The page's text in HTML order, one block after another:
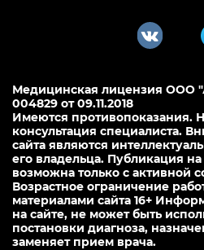
Медицинская лицензия ООО
004829 от 09.11.2018
Имеются противопоказания.
консультация специалиста.
сайта являются
его владельца. Публикация
возможна только с активной
Возрастное ограничение
материалами сайта 16+
на сайте, не может быть
постановки диагноза,
заменяет прием врача.